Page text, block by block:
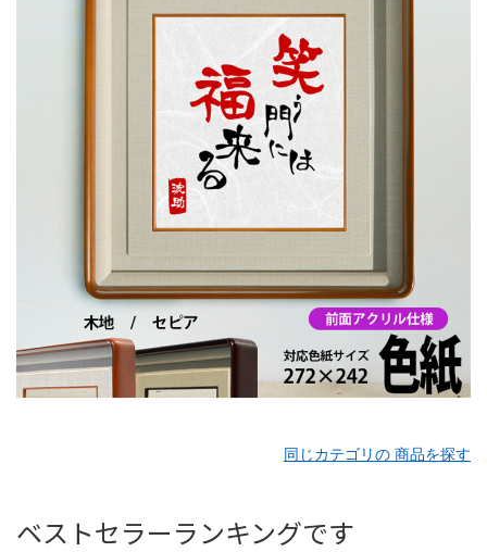
同じカテゴリの 商品を探す
ベストセラーランキングです